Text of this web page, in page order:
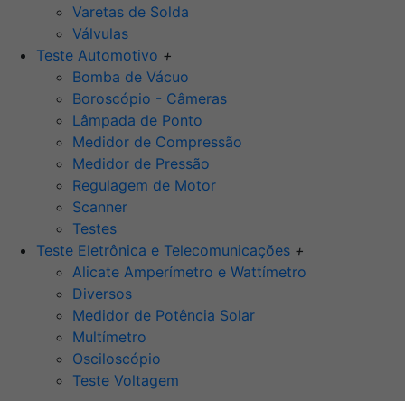
Varetas de Solda
Válvulas
Teste Automotivo +
Bomba de Vácuo
Boroscópio - Câmeras
Lâmpada de Ponto
Medidor de Compressão
Medidor de Pressão
Regulagem de Motor
Scanner
Testes
Teste Eletrônica e Telecomunicações +
Alicate Amperímetro e Wattímetro
Diversos
Medidor de Potência Solar
Multímetro
Osciloscópio
Teste Voltagem